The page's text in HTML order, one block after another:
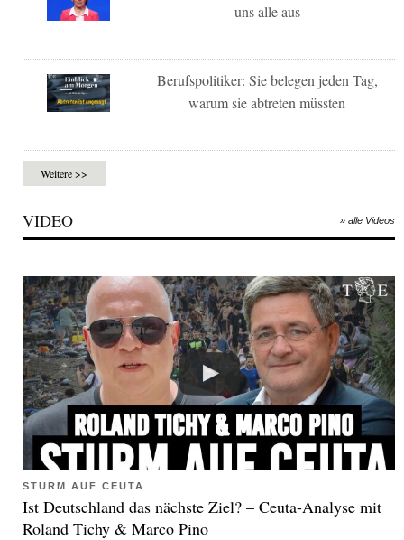
uns alle aus
Berufspolitiker: Sie belegen jeden Tag,
warum sie abtreten müssten
Weitere >>
VIDEO » alle Videos
STURM AUF CEUTA
Ist Deutschland das nächste Ziel? – Ceuta-Analyse mit
Roland Tichy & Marco Pino